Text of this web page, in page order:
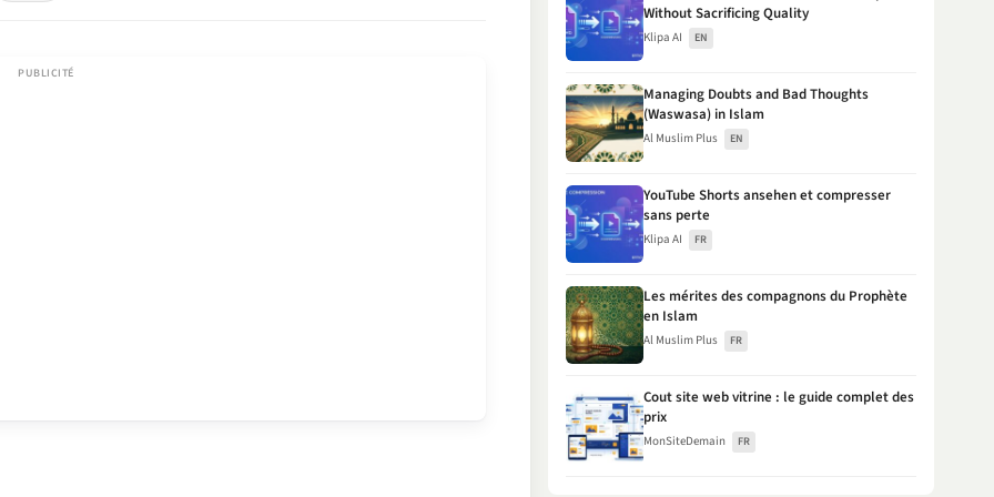
Without Sacrificing Quality
Klipa AI EN
Managing Doubts and Bad Thoughts
(Waswasa) in Islam
Al Muslim Plus EN
YouTube Shorts ansehen et compresser
sans perte
Klipa AI FR
Les mérites des compagnons du Prophète
en Islam
Al Muslim Plus FR
Cout site web vitrine : le guide complet des
prix
MonSiteDemain FR